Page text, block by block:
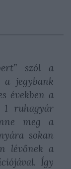
szól a
a jegybank
években a
ruhagyár
meg a
sokan
lévőnek a
Így